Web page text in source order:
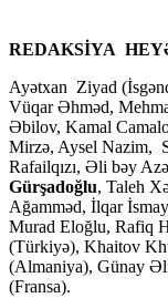
REDAKSİYA
Ayətxan Ziyad
Vüqar Əhməd,
Əbilov, Kamal
Mirzə, Aysel Nazim,
Rafailqızı, Əli bəy
Gürşadoğlu, Taleh
Ağamməd, İlqar
Murad Eloğlu, Rafiq
(Türkiyə), Khaitov
(Almaniya), Günay
(Fransa).